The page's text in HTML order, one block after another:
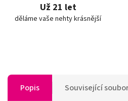
Už 21 let
děláme vaše nehty krásnější
Popis Související